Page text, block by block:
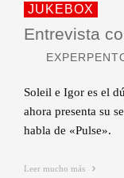
JUKEBOX
Entrevista
Soleil e Igor es el
ahora presenta su
habla de «Pulse».
Leer mucho más